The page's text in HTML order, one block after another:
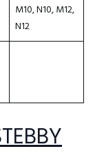
M10, N10, M12,
N12